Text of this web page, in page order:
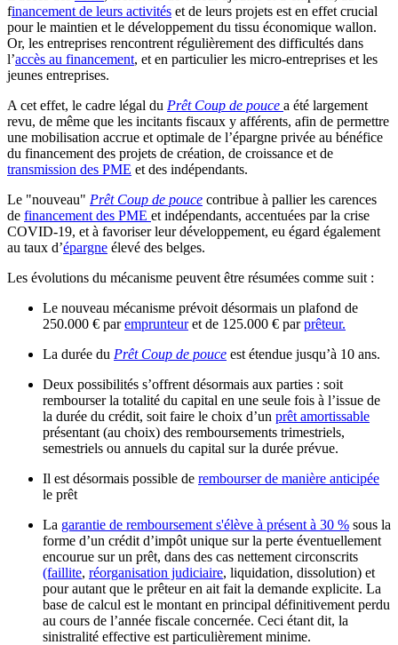
financement de leurs activités et de leurs projets est en effet crucial
pour le maintien et le développement du tissu économique wallon.
Or, les entreprises rencontrent régulièrement des difficultés dans
l’accès au financement, et en particulier les micro-entreprises et les
jeunes entreprises.
A cet effet, le cadre légal du Prêt Coup de pouce a été largement
revu, de même que les incitants fiscaux y afférents, afin de permettre
une mobilisation accrue et optimale de l’épargne privée au bénéfice
du financement des projets de création, de croissance et de
transmission des PME et des indépendants.
Le "nouveau" Prêt Coup de pouce contribue à pallier les carences
de financement des PME et indépendants, accentuées par la crise
COVID-19, et à favoriser leur développement, eu égard également
au taux d’épargne élevé des belges.
Les évolutions du mécanisme peuvent être résumées comme suit :
Le nouveau mécanisme prévoit désormais un plafond de
250.000 € paremprunteuret de 125.000 € parprêteur.
La durée du Prêt Coup de pouce est étendue jusqu’à 10 ans.
Deux possibilités s’offrent désormais aux parties : soit
rembourser la totalité du capital en une seule fois à l’issue de
la durée du crédit, soit faire le choix d’un prêt amortissable
présentant (au choix) des remboursements trimestriels,
semestriels ou annuels du capital sur la durée prévue.
Il est désormais possible de rembourser de manière anticipée
le prêt
La garantie de remboursement s'élève à présent à 30 % sous la
forme d’un crédit d’impôt unique sur la perte éventuellement
encourue sur un prêt, dans des cas nettement circonscrits
(faillite, réorganisation judiciaire, liquidation, dissolution) et
pour autant que le prêteur en ait fait la demande explicite. La
base de calcul est le montant en principal définitivement perdu
au cours de l’année fiscale concernée. Ceci étant dit, la
sinistralité effective est particulièrement minime.